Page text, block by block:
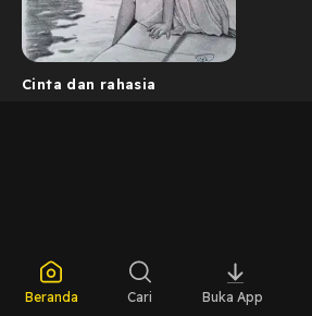
Cinta dan rahasia
Beranda Cari Buka App